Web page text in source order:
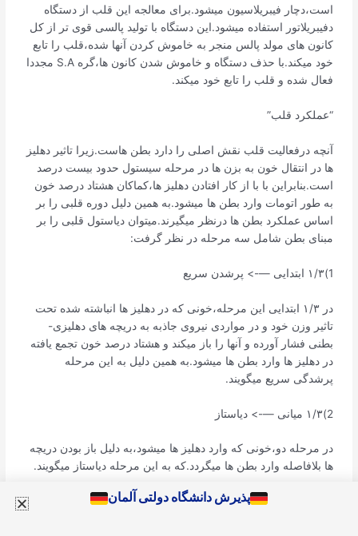
است،دچار فیبریلاسیون میشود.برای معالجه این قلب از دستگاه
دفیبریلاتور استفاده میشود.این دستگاه با تولید پالسی قوی تر از کل
کانون های مولد پالس منجر به خاموش کردن آنها شده،قلب را تابع
خود میکند.با حذف دستگاه و خاموش شدن کانون ها،گره S.A مجددا
فعال شده و قلب را تابع خود میکند.
“عملکرد قلب”
آنچه درفعالیت قلب نقش اصلی را دارد بطن هاست.زیرا تاثیر دهلیز
ها در انتقال خون به بزن ها در مرحله سیستول حدود بیست درصد
است.بنابراین با با از کار افتادن دهلیز ها،کماکان هشتاد درصد خون
به طور اتومات وارد بطن ها میشود.به همین دلیل دوره قلبی را بر
اساس عملکرد بطن ها درنظر میگیرند‌.میتوان دیاستول قلبی را بر
مبنای بطن شامل سه مرحله در نظر گرفت:
1)۱/۳ ابتدایی —-> پرشدن سریع
در ۱/۳ ابتدایی این مرحله،خونی که در دهلیز ها انباشته شده تحت
تاثیر وزن خود و در مواردی نیروی جاذبه به دریچه های دهلیزی-
بطنی فشار آورده و آنها را باز میکند و هشتاد درصد خون تجمع یافته
در دهلیز ها وارد بطن ها میشود.به همین دلیل به این مرحله
پرشدگی سریع میگویند.
2)۱/۳ میانی —-> دیاستاز
در مرحله دو،خونی که وارد دهلیز ها میشود،به دلیل باز بودن دریچه
ها بلافاصله وارد بطن ها میگردد.که به این مرحله دیاستاز میگویند.
پذیرش دانشگاه دولتی آلمان